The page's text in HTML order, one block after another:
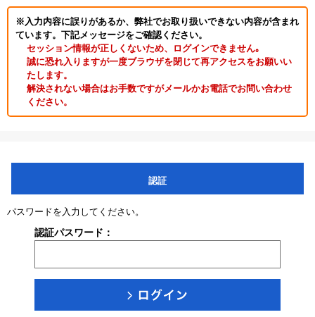
※入力内容に誤りがあるか、弊社でお取り扱いできない内容が含まれ
ています。下記メッセージをご確認ください。
セッション情報が正しくないため、ログインできません｡
誠に恐れ入りますが一度ブラウザを閉じて再アクセスをお願いい
たします。
解決されない場合はお手数ですがメールかお電話でお問い合わせ
ください。
認証
パスワードを入力してください。
認証パスワード：